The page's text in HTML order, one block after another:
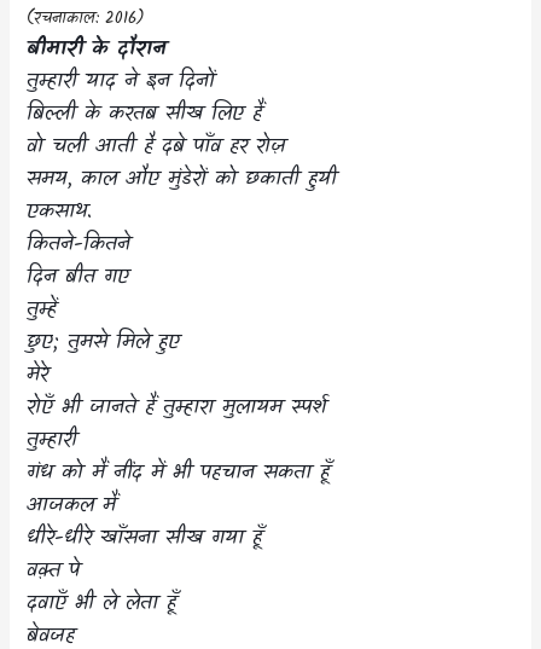
(रचनाकाल:2016)
बीमारी के दौरान
तुम्हारी याद ने इन दिनों
बिल्ली के करतब सीख लिए हैं
वो चली आती है दबे पाँव हर रोज़
समय,काल औए मुंडेरों को छकाती हुयी
एकसाथ.
कितने-कितने
दिन बीत गए
तुम्हें
छुए;तुमसे मिले हुए
मेरे
रोएँ भी जानते हैं तुम्हारा मुलायम स्पर्श
तुम्हारी
गंध को मैं नींद में भी पहचान सकता हूँ
आजकल मैं
धीरे-धीरे खाँसना सीख गया हूँ
वक़्त पे
दवाएँ भी ले लेता हूँ
बेवजह